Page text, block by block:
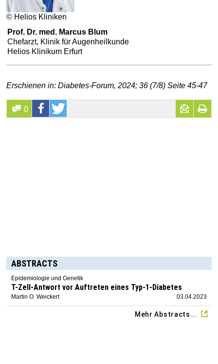
© Helios Kliniken
Prof. Dr. med. Marcus Blum
Chefarzt, Klinik für Augenheilkunde
Helios Klinikum Erfurt
Erschienen in: Diabetes-Forum, 2024; 36 (7/8) Seite 45-47
0
ABSTRACTS
Epidemiologie und Genetik
T-Zell-Antwort vor Auftreten eines Typ-1-Diabetes
Martin O. Weickert 03.04.2023
Mehr Abstracts...